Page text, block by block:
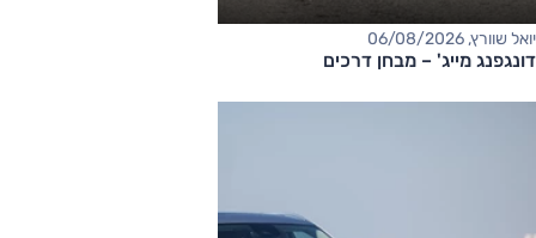
יואל שוורץ, 06/08/2026
דונגפנג מייג' – מבחן דרכים